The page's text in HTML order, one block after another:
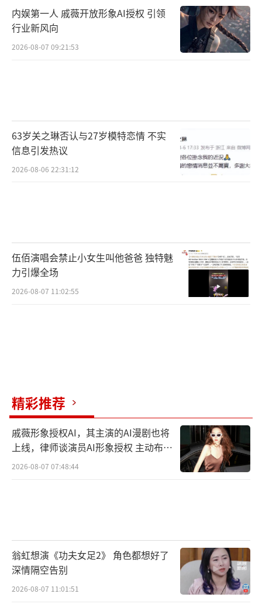
内娱第一人 戚薇开放形象AI授权 引领
行业新风向
2026-08-07 09:21:53
63岁关之琳否认与27岁模特恋情 不实
信息引发热议
2026-08-06 22:31:12
伍佰演唱会禁止小女生叫他爸爸 独特魅
力引爆全场
2026-08-07 11:02:55
精彩推荐
戚薇形象授权AI，其主演的AI漫剧也将
上线，律师谈演员AI形象授权 主动布局
数字资产
2026-08-07 07:48:44
翁虹想演《功夫女足2》 角色都想好了
深情隔空告别
2026-08-07 11:01:51